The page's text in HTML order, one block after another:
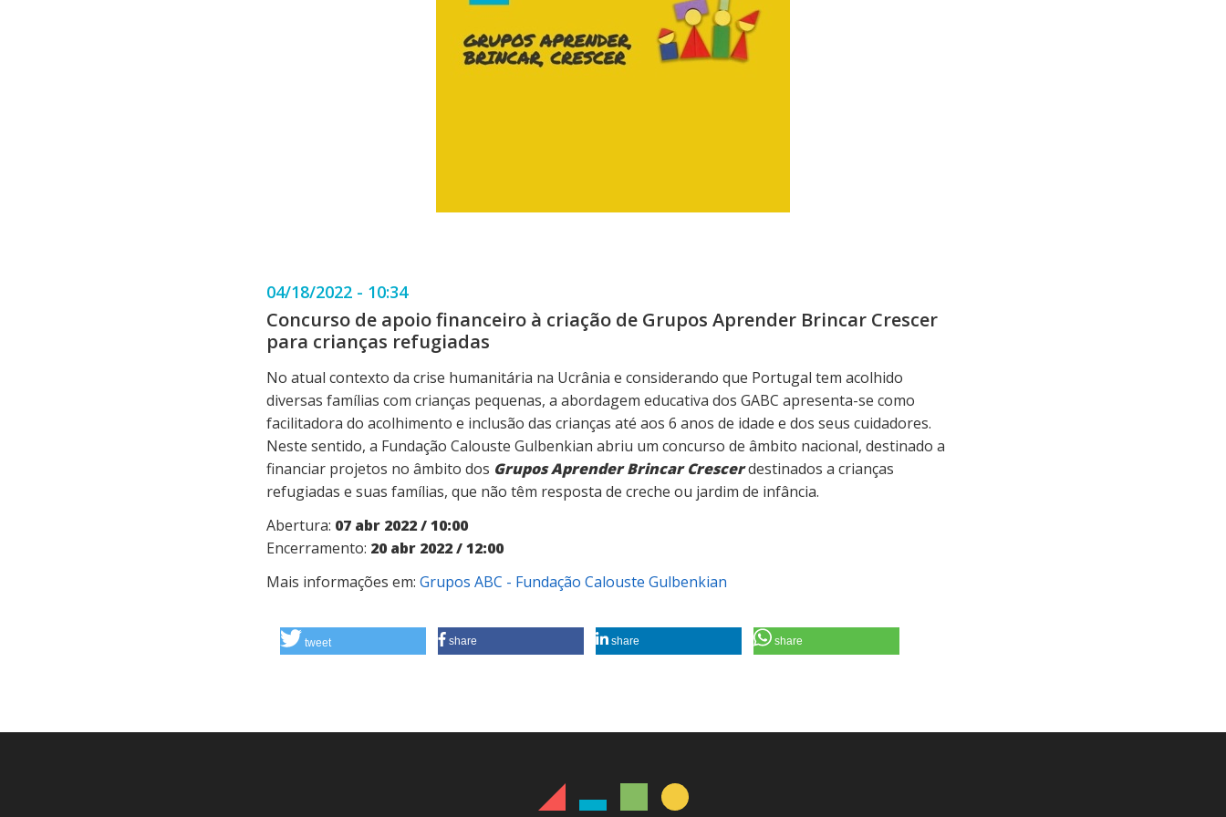
04/18/2022 - 10:34
Concurso de apoio financeiro à criação de Grupos Aprender Brincar Crescer
para crianças refugiadas
No atual contexto da crise humanitária na Ucrânia e considerando que Portugal tem acolhido
diversas famílias com crianças pequenas, a abordagem educativa dos GABC apresenta-se como
facilitadora do acolhimento e inclusão das crianças até aos 6 anos de idade e dos seus cuidadores.
Neste sentido, a Fundação Calouste Gulbenkian abriu um concurso de âmbito nacional, destinado a
financiar projetos no âmbito dos Grupos Aprender Brincar Crescerdestinados a crianças
refugiadas e suas famílias, que não têm resposta de creche ou jardim de infância.
Abertura: 07 abr 2022 / 10:00
Encerramento: 20 abr 2022 / 12:00
Mais informações em: Grupos ABC - Fundação Calouste Gulbenkian
tweet share share share